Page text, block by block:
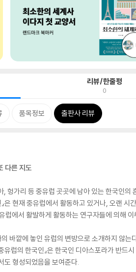
리뷰/한줄평
0
품목정보 출판사 리뷰
다른 지도
, 헝가리 등 중유럽 곳곳에 남아 있는 한국인
은 현재 중유럽에서 활동하고 있거나, 오랜
럽에서 활발하게 활동하는 연구자들에 의해 이
의 바깥에 놓인 유럽의 변방으로 소개하지 않
유럽의 한국인』은 한국인 디아스포라가 반
도 형성되었음을 보여준다.